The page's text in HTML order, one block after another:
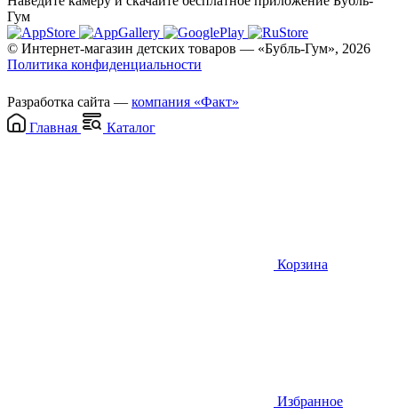
Гум
© Интернет-магазин детских товаров — «Бубль-Гум», 2026
Политика конфиденциальности
Разработка сайта — компания «Факт»
Главная
Каталог
Корзина
Избранное